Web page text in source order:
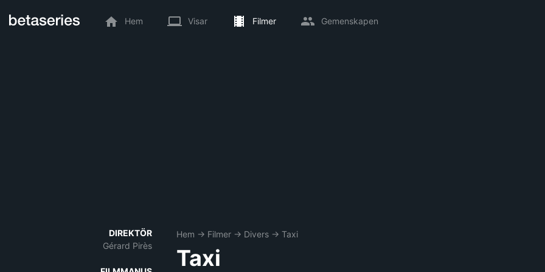
Hem Visar Filmer Gemenskapen
DIREKTÖR
Gérard Pirès
Hem → Filmer → Divers → Taxi
Taxi